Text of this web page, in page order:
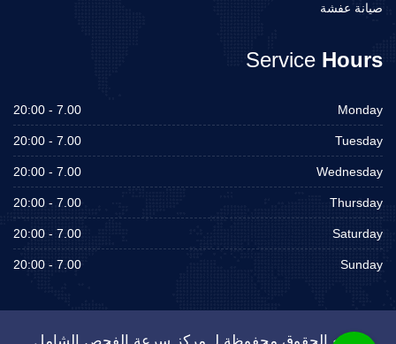
صيانة عفشة
Service Hours
Monday
7.00 - 20:00
Tuesday
7.00 - 20:00
Wednesday
7.00 - 20:00
Thursday
7.00 - 20:00
Saturday
7.00 - 20:00
Sunday
7.00 - 20:00